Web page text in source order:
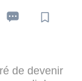
de devenir